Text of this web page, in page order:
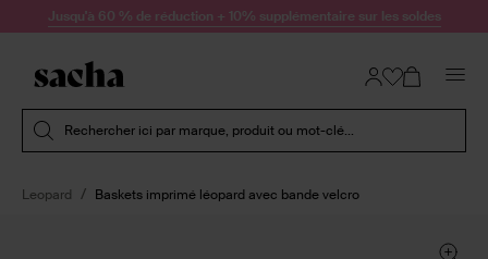
Passer au contenu
Jusqu'à 60 % de réduction + 10% supplémentaire sur les soldes
Rechercher ici par marque, produit ou mot-clé...
Leopard Baskets imprimé léopard avec bande velcro